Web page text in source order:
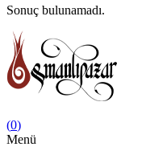
Sonuç bulunamadı.
(0)
Menü